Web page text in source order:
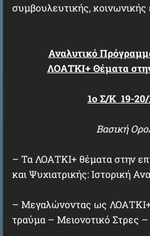
συμβουλευτικής, κοινωνικής
Αναλυτικό
ΛΟΑΤΚΙ+ Θέματα
1ο Σ/Κ 19-20/
Βασική
– Τα ΛΟΑΤΚΙ+ θέματα στην
και Ψυχιατρικής: Ιστορική
– Μεγαλώνοντας ως
τραύμα – Μειονοτικό Στρες